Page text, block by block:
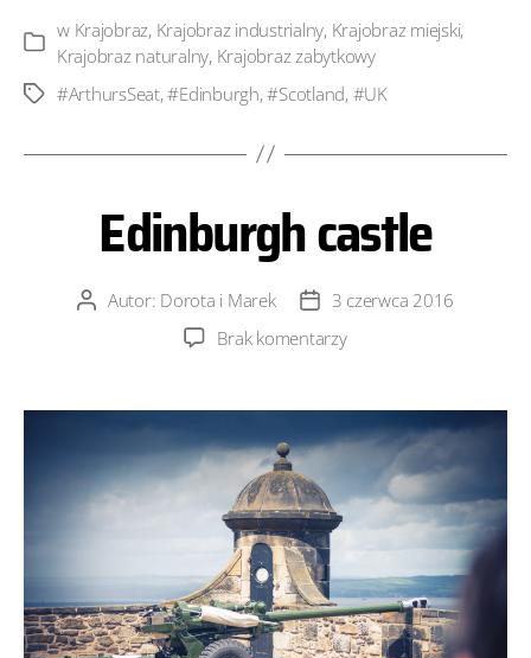
Kategorie
w Krajobraz, Krajobraz industrialny, Krajobraz miejski,
Krajobraz naturalny, Krajobraz zabytkowy
Tagi #ArthursSeat,#Edinburgh,#Scotland, #UK
Edinburgh castle
AutorAutor: Dorota i Marek
Data3 czerwca 2016
Brak komentarzydo